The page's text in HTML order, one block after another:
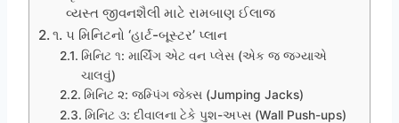
વ્યસ્ત જીવનશૈલી માટે રામબાણ ઈલાજ
૧. ૫ મિનિટનો ‘હાર્ટ-બૂસ્ટર’ પ્લાન
મિનિટ ૧: માર્ચિંગ એટ વન પ્લેસ (એક જ જગ્યાએ
ચાલવું)
મિનિટ ૨: જમ્પિંગ જેક્સ (Jumping Jacks)
મિનિટ ૩: દીવાલના ટેકે પુશ-અપ્સ (Wall Push-ups)